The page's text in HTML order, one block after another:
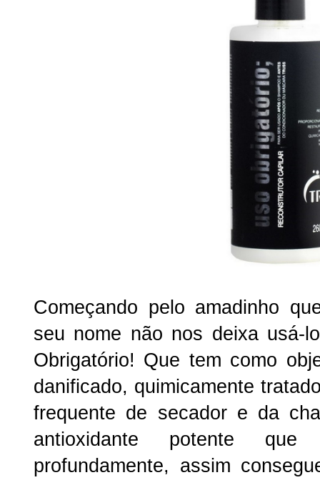
Começando pelo amadinho
seu nome não nos deixa usá-
Obrigatório! Que tem como
danificado, quimicamente
frequente de secador e da
antioxidante potente
profundamente, assim